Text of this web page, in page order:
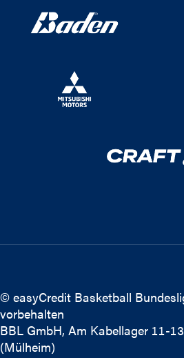
© easyCredit Basketball
vorbehalten
BBL GmbH, Am Kabellager 11-
(Mülheim)